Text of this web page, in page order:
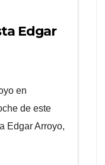
Edgar
en
de este
Edgar Arroyo,